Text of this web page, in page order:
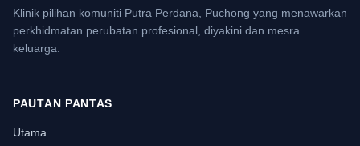
Klinik pilihan komuniti Putra Perdana, Puchong yang menawarkan
perkhidmatan perubatan profesional, diyakini dan mesra
keluarga.
PAUTAN PANTAS
Utama